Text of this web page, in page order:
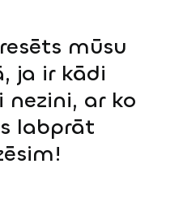
mūsu
ja ir kādi
ar ko
labprāt